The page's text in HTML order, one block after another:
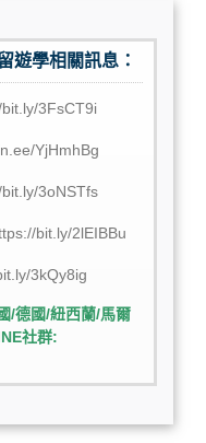
遊學相關訊息：
3FsCT9i
YjHmhBg
3oNSTfs
bit.ly/2lEIBBu
3kQy8ig
/德國/紐西蘭/馬爾
社群: